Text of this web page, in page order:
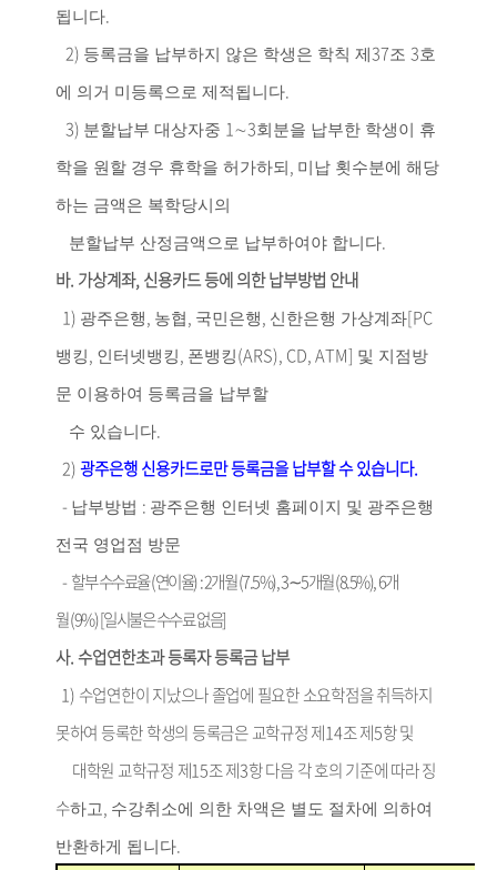
됩니다.
2) 등록금을 납부하지 않은 학생은 학칙 제 37조 3호
에 의거 미등록으로 제적됩니다.
3) 분할납부 대상자중 1∼3회분을 납부한 학생이 휴
학을 원할 경우 휴학을 허가하되 , 미납 횟수분에 해당
하는 금액은 복학당시의
분할납부 산정금액으로 납부하여야 합니다.
바. 가상계좌,신용카드 등에 의한 납부방법 안내
1) 광주은행, 농협, 국민은행, 신한은행 가상계좌[PC
뱅킹, 인터넷뱅킹, 폰뱅킹(ARS), CD, ATM] 및 지점방
문 이용하여 등록금을 납부할
수 있습니다.
2)광주은행 신용카드로만 등록금을 납부할 수 있습니다.
- 납부방법 : 광주은행 인터넷 홈페이지 및 광주은행
전국 영업점 방문
-할부 수수료율(연이율) :2개월(7.5%), 3∼5개월(8.5%), 6개
월(9%)[일시불은 수수료 없음]
사.수업연한초과 등록자 등록금 납부
1) 수업연한이 지났으나 졸업에 필요한 소요학점을 취득하지
못하여 등록한 학생의 등록금은교학규정 제14조 제5항 및
대학원 교학규정 제15조 제3항다음 각 호의 기준에 따라 징
수하고, 수강취소에 의한 차액은 별도 절차에 의하여
반환하게 됩니다.